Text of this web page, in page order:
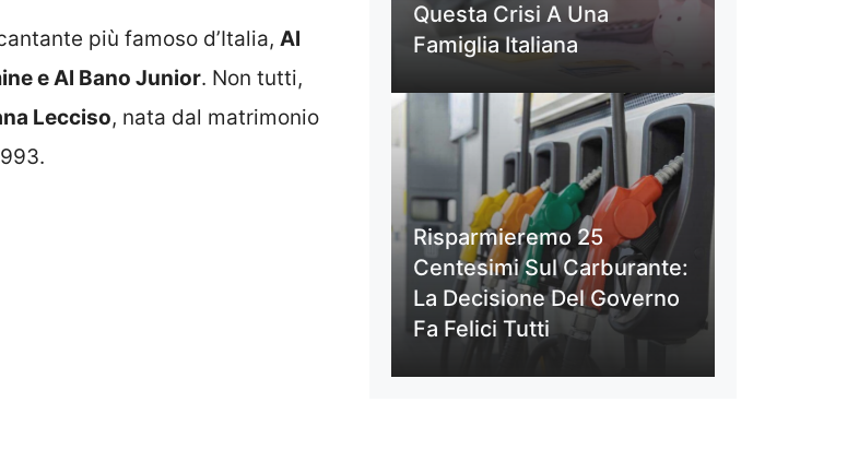
più famoso d’Italia, Al
e Al Bano Junior. Non tutti,
Lecciso, nata dal matrimonio
Questa Crisi A Una
Famiglia Italiana
Risparmieremo 25
Centesimi Sul Carburante:
La Decisione Del Governo
Fa Felici Tutti